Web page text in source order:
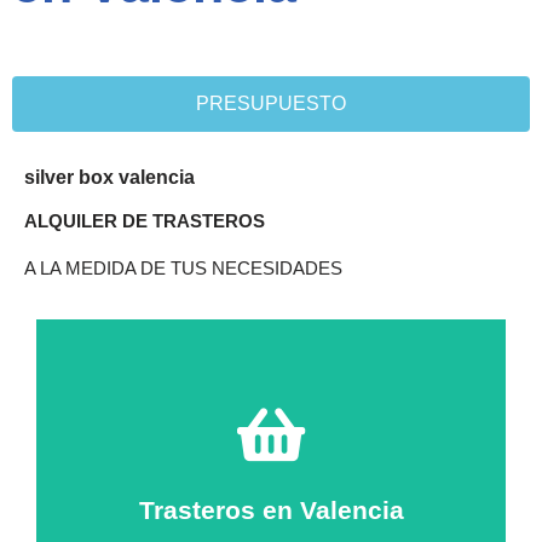
PRESUPUESTO
silver box valencia
ALQUILER DE TRASTEROS
A LA MEDIDA DE TUS NECESIDADES
Trasteros en Valencia
Elige tu trastero a tu medida
ahorras dinero en el alquiler de tu trastero